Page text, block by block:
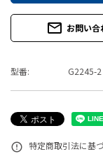
mail_outline お問い合
型番: G2245-2
error_outline 特定商取引法に基